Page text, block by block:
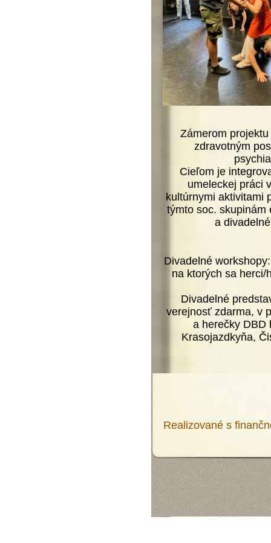
Zámerom
zdravotným
Cieľom je
umeleckej práci
kultúrnymi aktivitami
týmto soc. skupinám
a
Divadelné
na ktorých sa herci/
Divadelné
verejnosť zdarma, v
a herečky DBD
Krasojazdkyňa,
Realizované s